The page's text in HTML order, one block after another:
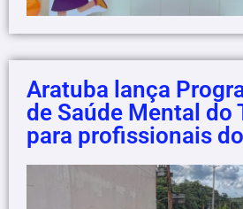
Aratuba lança
de Saúde Mental do
para profissionais